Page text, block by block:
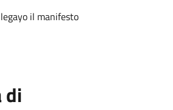
il manifesto
di